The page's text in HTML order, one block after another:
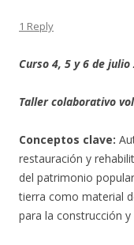
1 Reply
Curso 4, 5 y 6 de julio
Taller colaborativo
Conceptos clave:
restauración y
del patrimonio
tierra como material
para la construcción y